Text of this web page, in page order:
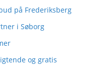
på Frederiksberg
i Søborg
og gratis